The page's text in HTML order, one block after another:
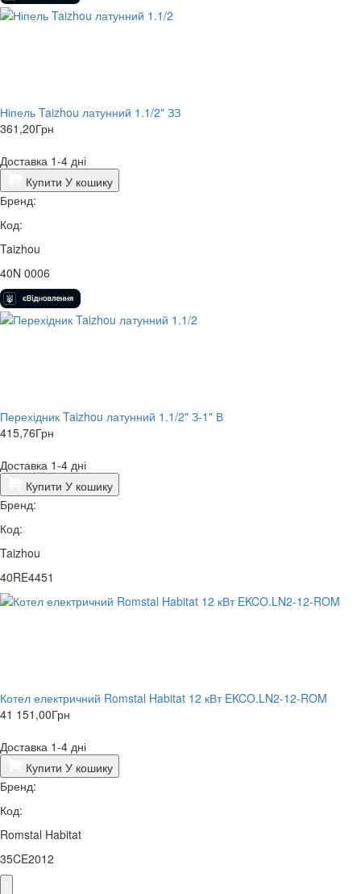
Ніпель Taizhou латунний 1.1/2" ЗЗ
361,20Грн
Доставка 1-4 дні
Купити У кошику
Бренд:
Код:
Taizhou
40N 0006
Перехідник Taizhou латунний 1.1/2" З-1" В
415,76Грн
Доставка 1-4 дні
Купити У кошику
Бренд:
Код:
Taizhou
40RE4451
Котел електричний Romstal Habitat 12 кВт EKCO.LN2-12-ROM
41 151,00Грн
Доставка 1-4 дні
Купити У кошику
Бренд:
Код:
Romstal Habitat
35CE2012